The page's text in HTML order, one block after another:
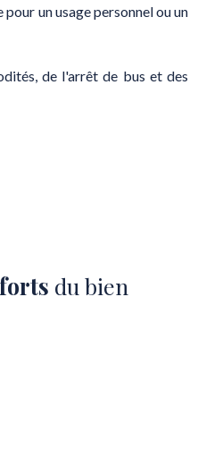
un usage personnel ou un
de l'arrêt de bus et des
du bien